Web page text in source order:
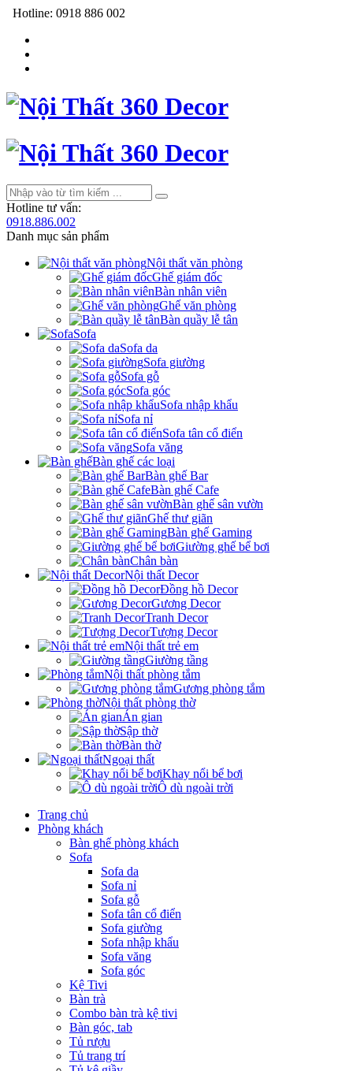
Hotline: 0918 886 002
Hotline tư vấn:
0918.886.002
Danh mục sản phẩm
Nội thất văn phòng
Ghế giám đốc
Bàn nhân viên
Ghế văn phòng
Bàn quầy lễ tân
Sofa
Sofa da
Sofa giường
Sofa gỗ
Sofa góc
Sofa nhập khẩu
Sofa nỉ
Sofa tân cổ điển
Sofa văng
Bàn ghế các loại
Bàn ghế Bar
Bàn ghế Cafe
Bàn ghế sân vườn
Ghế thư giãn
Bàn ghế Gaming
Giường ghế bể bơi
Chân bàn
Nội thất Decor
Đồng hồ Decor
Gương Decor
Tranh Decor
Tượng Decor
Nội thất trẻ em
Giường tầng
Nội thất phòng tắm
Gương phòng tắm
Nội thất phòng thờ
Án gian
Sập thờ
Bàn thờ
Ngoại thất
Khay nổi bể bơi
Ô dù ngoài trời
Trang chủ
Phòng khách
Bàn ghế phòng khách
Sofa
Sofa da
Sofa nỉ
Sofa gỗ
Sofa tân cổ điển
Sofa giường
Sofa nhập khẩu
Sofa văng
Sofa góc
Kệ Tivi
Bàn trà
Combo bàn trà kệ tivi
Bàn góc, tab
Tủ rượu
Tủ trang trí